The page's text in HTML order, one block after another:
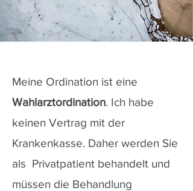
Meine Ordination ist eine
Wahlarztordination. Ich habe
keinen Vertrag mit der
Krankenkasse. Daher werden Sie
als Privatpatient behandelt und
müssen die Behandlung